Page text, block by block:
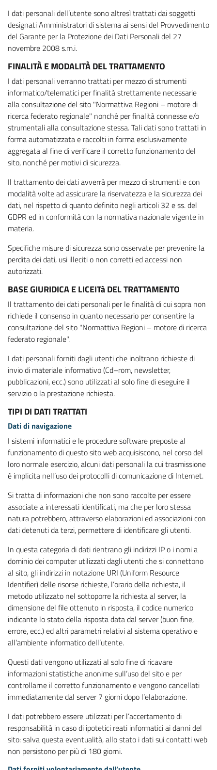
I dati personali dell’utente sono altresì trattati dai soggetti
designati Amministratori di sistema ai sensi del Provvedimento
del Garante per la Protezione dei Dati Personali del 27
novembre 2008 s.m.i.
FINALITÀ E MODALITÀ DEL TRATTAMENTO
I dati personali verranno trattati per mezzo di strumenti
informatico/telematici per finalità strettamente necessarie
alla consultazione del sito "Normattiva Regioni – motore di
ricerca federato regionale" nonché per finalità connesse e/o
strumentali alla consultazione stessa. Tali dati sono trattati in
forma automatizzata e raccolti in forma esclusivamente
aggregata al fine di verificare il corretto funzionamento del
sito, nonché per motivi di sicurezza.
Il trattamento dei dati avverrà per mezzo di strumenti e con
modalità volte ad assicurare la riservatezza e la sicurezza dei
dati, nel rispetto di quanto definito negli articoli 32 e ss. del
GDPR ed in conformità con la normativa nazionale vigente in
materia.
Specifiche misure di sicurezza sono osservate per prevenire la
perdita dei dati, usi illeciti o non corretti ed accessi non
autorizzati.
BASE GIURIDICA E LICEITà DEL TRATTAMENTO
Il trattamento dei dati personali per le finalità di cui sopra non
richiede il consenso in quanto necessario per consentire la
consultazione del sito "Normattiva Regioni – motore di ricerca
federato regionale".
I dati personali forniti dagli utenti che inoltrano richieste di
invio di materiale informativo (Cd–rom, newsletter,
pubblicazioni, ecc.) sono utilizzati al solo fine di eseguire il
servizio o la prestazione richiesta.
TIPI DI DATI TRATTATI
Dati di navigazione
I sistemi informatici e le procedure software preposte al
funzionamento di questo sito web acquisiscono, nel corso del
loro normale esercizio, alcuni dati personali la cui trasmissione
è implicita nell’uso dei protocolli di comunicazione di Internet.
Si tratta di informazioni che non sono raccolte per essere
associate a interessati identificati, ma che per loro stessa
natura potrebbero, attraverso elaborazioni ed associazioni con
dati detenuti da terzi, permettere di identificare gli utenti.
In questa categoria di dati rientrano gli indirizzi IP o i nomi a
dominio dei computer utilizzati dagli utenti che si connettono
al sito, gli indirizzi in notazione URI (Uniform Resource
Identifier) delle risorse richieste, l’orario della richiesta, il
metodo utilizzato nel sottoporre la richiesta al server, la
dimensione del file ottenuto in risposta, il codice numerico
indicante lo stato della risposta data dal server (buon fine,
errore, ecc.) ed altri parametri relativi al sistema operativo e
all’ambiente informatico dell’utente.
Questi dati vengono utilizzati al solo fine di ricavare
informazioni statistiche anonime sull’uso del sito e per
controllarne il corretto funzionamento e vengono cancellati
immediatamente dal server 7 giorni dopo l’elaborazione.
I dati potrebbero essere utilizzati per l’accertamento di
responsabilità in caso di ipotetici reati informatici ai danni del
sito: salva questa eventualità, allo stato i dati sui contatti web
non persistono per più di 180 giorni.